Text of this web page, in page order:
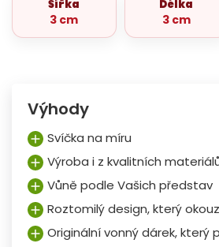
Šířka
3 cm
Délka
3 cm
Výhody
Svíčka na míru
Výroba i z kvalitních
Vůně podle Vašich představ
Roztomilý design, který
Originální vonný dárek, který